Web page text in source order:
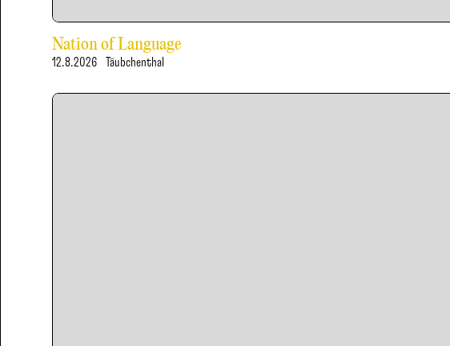
Nation of Language
12.8.2026 Täubchenthal